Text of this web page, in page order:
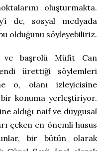
oluşturmakta.
de, sosyal medyada
olduğunu söyleyebiliriz.
ve başrolü Müfit Can
ürettiği söylemleri
o, olanı izleyicisine
konuma yerleştiriyor.
aldığı naif ve duygusal
çeken en önemli husus
bir bütün olarak